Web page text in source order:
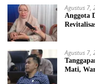
Agustus 7,
Anggota
Agustus 7,
Mati,